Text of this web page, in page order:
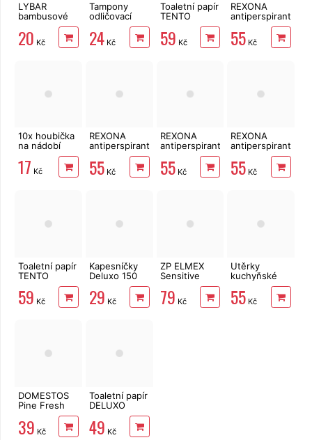
LYBAR
bambusové
tyčinky 200
ks
20 Kč
Tampony
odličovací
LINTEO 120
ks
24Kč
Toaletní papír
TENTO
3vrstvý 8 rolí,
144 m
59 Kč
REXONA
antiperspirant
Protection+
Fresh 150 ml
55 Kč
10x houbička
na nádobí
17 Kč
REXONA
antiperspirant
Black&White
150 ml
55Kč
REXONA
antiperspirant
Clean/Fresh
150 ml
55Kč
REXONA
antiperspirant
Invisible Aqua
150 ml
55 Kč
Toaletní papír
TENTO
Ellegance
Pink 3vrstvý
8 rolí, 144 m
59 Kč
Kapesníčky
Deluxo 150
ks 3vrstvé v
krabičce,
šedé květy
29 Kč
ZP ELMEX
Sensitive
Whitening 75
ml
79 Kč
Utěrky
kuchyňské
TENTO Extra
Strong
3vrstvé, 2
55 Kč
DOMESTOS
Pine Fresh
39 Kč
Toaletní papír
DELUXO
3vrstvý 8 rolí,
132 m
49 Kč